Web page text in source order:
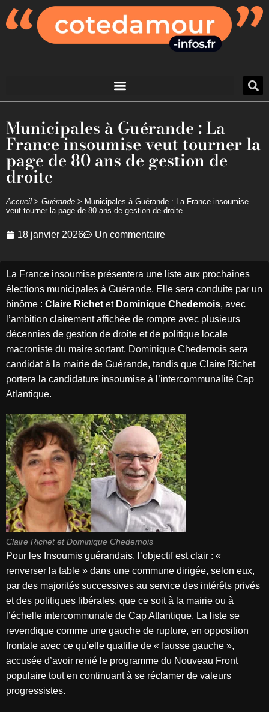
Municipales à Guérande : La
France insoumise veut tourner la
page de 80 ans de gestion de
droite
Accueil > Guérande > Municipales à Guérande : La France insoumise
veut tourner la page de 80 ans de gestion de droite
18 janvier 2026 Un commentaire
La France insoumise présentera une liste aux prochaines
élections municipales à Guérande. Elle sera conduite par un
binôme : Claire Richet et Dominique Chedemois, avec
l’ambition clairement affichée de rompre avec plusieurs
décennies de gestion de droite et de politique locale
macroniste du maire sortant. Dominique Chedemois sera
candidat à la mairie de Guérande, tandis que Claire Richet
portera la candidature insoumise à l’intercommunalité Cap
Atlantique.
Claire Richet et Dominique Chedemois
Pour les Insoumis guérandais, l’objectif est clair : «
renverser la table » dans une commune dirigée, selon eux,
par des majorités successives au service des intérêts privés
et des politiques libérales, que ce soit à la mairie ou à
l’échelle intercommunale de Cap Atlantique. La liste se
revendique comme une gauche de rupture, en opposition
frontale avec ce qu’elle qualifie de « fausse gauche »,
accusée d’avoir renié le programme du Nouveau Front
populaire tout en continuant à se réclamer de valeurs
progressistes.